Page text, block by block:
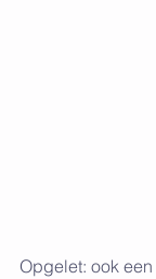
Opgelet: ook een